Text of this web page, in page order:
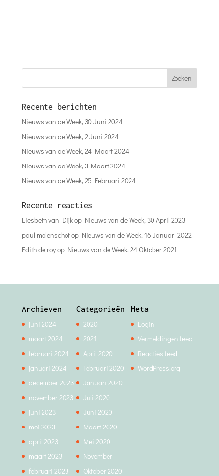
Recente berichten
Nieuws van de Week, 30 Juni 2024
Nieuws van de Week, 2 Juni 2024
Nieuws van de Week, 24 Maart 2024
Nieuws van de Week, 3 Maart 2024
Nieuws van de Week, 25 Februari 2024
Recente reacties
Liesbeth van Dijkop Nieuws van de Week, 30 April 2023
paul molenschotop Nieuws van de Week, 16 Januari 2022
Edith de royop Nieuws van de Week, 24 Oktober 2021
Archieven
juni 2024
maart 2024
februari 2024
januari 2024
december 2023
november 2023
juni 2023
mei 2023
april 2023
maart 2023
februari 2023
Categorieën
2020
2021
April 2020
Februari 2020
Januari 2020
Juli 2020
Juni 2020
Maart 2020
Mei 2020
November
Oktober 2020
Meta
Login
Vermeldingen feed
Reacties feed
WordPress.org